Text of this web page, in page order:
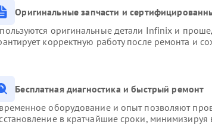
Оригинальные запчасти и
оригинальные детали Infinix и
корректную работу после ремонта и
Бесплатная диагностика и быстрый ремонт
оборудование и опыт позволяют
в кратчайшие сроки, минимизируя